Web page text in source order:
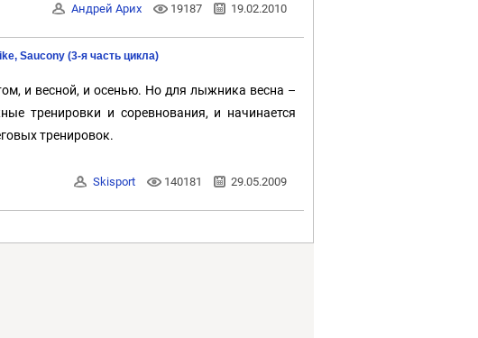
Андрей Арих 19187 19.02.2010
Saucony (3-я часть цикла)
и весной, и осенью. Но для лыжника весна –
тренировки и соревнования, и начинается
тренировок.
Skisport 140181 29.05.2009